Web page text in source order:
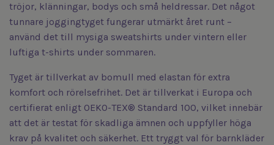
tröjor, klänningar, bodys och små heldressar. Det något
tunnare joggingtyget fungerar utmärkt året runt –
använd det till mysiga sweatshirts under vintern eller
luftiga t-shirts under sommaren.
Tyget är tillverkat av bomull med elastan för extra
komfort och rörelsefrihet. Det är tillverkat i Europa och
certifierat enligt OEKO-TEX® Standard 100, vilket innebär
att det är testat för skadliga ämnen och uppfyller höga
krav på kvalitet och säkerhet. Ett tryggt val för barnkläder